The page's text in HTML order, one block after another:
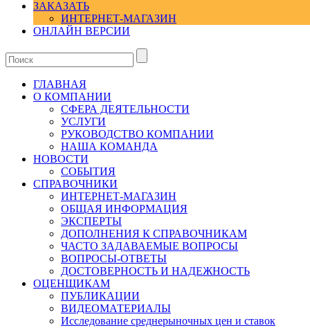
ЗАКАЗАТЬ
ИНТЕРНЕТ-МАГАЗИН
ОНЛАЙН ВЕРСИИ
ГЛАВНАЯ
О КОМПАНИИ
СФЕРА ДЕЯТЕЛЬНОСТИ
УСЛУГИ
РУКОВОДСТВО КОМПАНИИ
НАША КОМАНДА
НОВОСТИ
СОБЫТИЯ
СПРАВОЧНИКИ
ИНТЕРНЕТ-МАГАЗИН
ОБЩАЯ ИНФОРМАЦИЯ
ЭКСПЕРТЫ
ДОПОЛНЕНИЯ К СПРАВОЧНИКАМ
ЧАСТО ЗАДАВАЕМЫЕ ВОПРОСЫ
ВОПРОСЫ-ОТВЕТЫ
ДОСТОВЕРНОСТЬ И НАДЕЖНОСТЬ
ОЦЕНЩИКАМ
ПУБЛИКАЦИИ
ВИДЕОМАТЕРИАЛЫ
Исследование среднерыночных цен и ставок